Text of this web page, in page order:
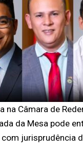
na Câmara de
da Mesa pode
jurisprudência